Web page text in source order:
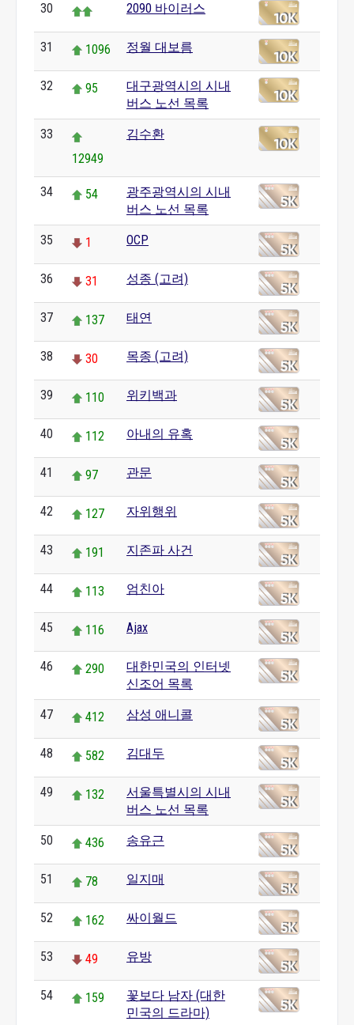
30 2090 바이러스
31 1096 정월 대보름
32 95
대구광역시의 시내
버스 노선 목록
33
12949
김수환
34 54
광주광역시의 시내
버스 노선 목록
35 1 OCP
36 31 성종 (고려)
37 137 태연
38 30 목종 (고려)
39 110 위키백과
40 112 아내의 유혹
41 97 관문
42 127 자위행위
43 191 지존파 사건
44 113 엄친아
45 116 Ajax
46 290
대한민국의 인터넷
신조어 목록
47 412 삼성 애니콜
48 582 김대두
49 132
서울특별시의 시내
버스 노선 목록
50 436 송유근
51 78 일지매
52 162 싸이월드
53 49 유방
54 159
꽃보다 남자 (대한
민국의 드라마)